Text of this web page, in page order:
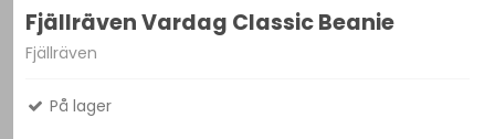
Fjällräven Vardag Classic Beanie
Fjällräven
På lager